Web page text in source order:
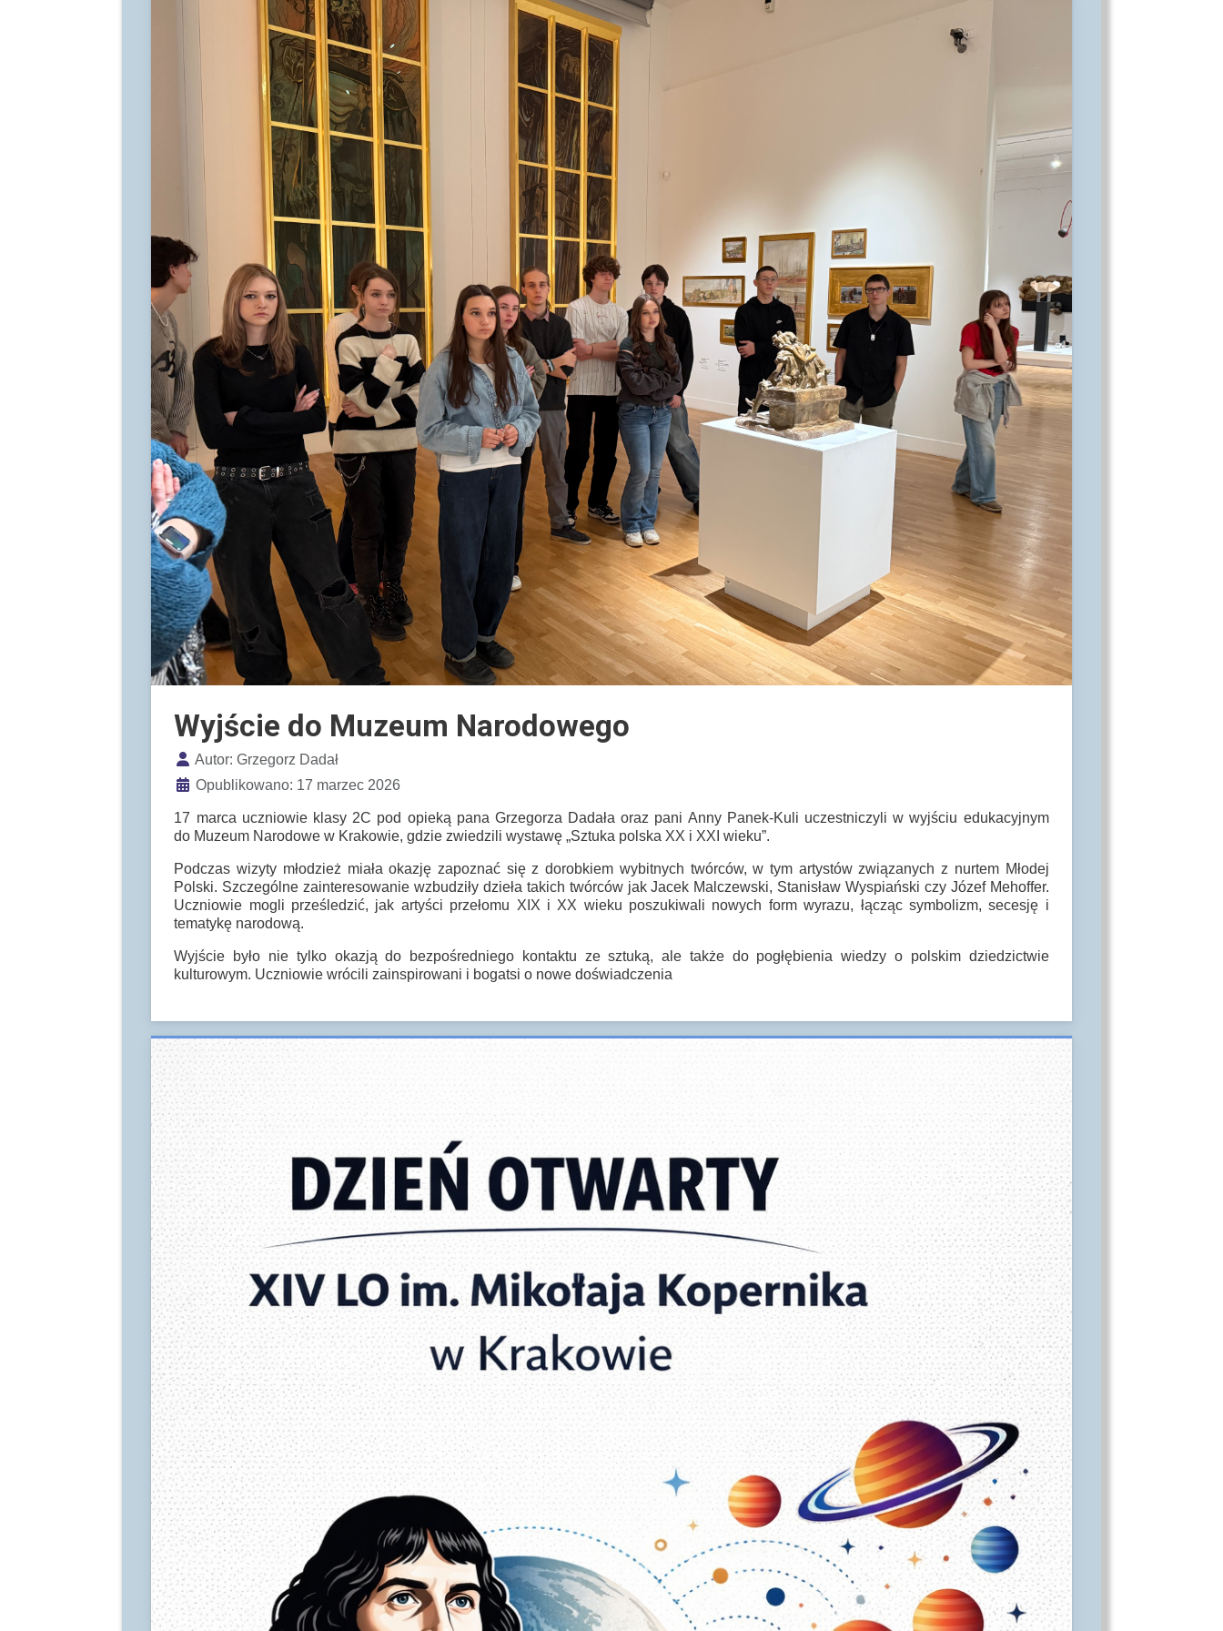
Wyjście do Muzeum Narodowego
Szczegóły
Autor:Grzegorz Dadał
Opublikowano: 17 marzec 2026
17 marca uczniowie klasy 2C pod opieką pana Grzegorza Dadała oraz pani Anny Panek-Kuli uczestniczyli w wyjściu edukacyjnym
do Muzeum Narodowe w Krakowie, gdzie zwiedzili wystawę „Sztuka polska XX i XXI wieku”.
Podczas wizyty młodzież miała okazję zapoznać się z dorobkiem wybitnych twórców, w tym artystów związanych z nurtem Młodej
Polski. Szczególne zainteresowanie wzbudziły dzieła takich twórców jakJacek Malczewski, Stanisław Wyspiański czy Józef Mehoffer.
Uczniowie mogli prześledzić, jak artyści przełomu XIX i XX wieku poszukiwali nowych form wyrazu, łącząc symbolizm, secesję i
tematykę narodową.
Wyjście było nie tylko okazją do bezpośredniego kontaktu ze sztuką, ale także do pogłębienia wiedzy o polskim dziedzictwie
kulturowym. Uczniowie wrócili zainspirowani i bogatsi o nowe doświadczenia